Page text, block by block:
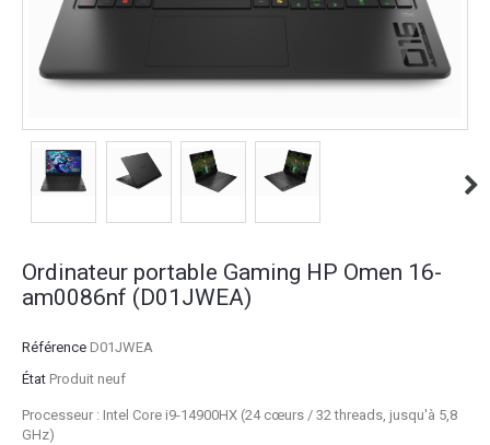
Ordinateur portable Gaming HP Omen 16-
am0086nf (D01JWEA)
Référence D01JWEA
État Produit neuf
Processeur : Intel Core i9-14900HX (24 cœurs / 32 threads, jusqu'à 5,8
GHz)